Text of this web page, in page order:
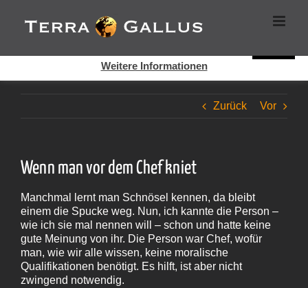
Inhalt
springen
Zurück Vor
Wenn man vor dem Chef kniet
Manchmal lernt man Schnösel kennen, da bleibt
einem die Spucke weg. Nun, ich kannte die Person –
wie ich sie mal nennen will – schon und hatte keine
gute Meinung von ihr. Die Person war Chef, wofür
man, wie wir alle wissen, keine moralische
Qualifikationen benötigt. Es hilft, ist aber nicht
zwingend notwendig.
Cookies helfen auf auf dieser Seite bei der Bereitstellung der
Dienste. Durch die Nutzung dieser Webseite erklären Sie sich
Weitere Informationen